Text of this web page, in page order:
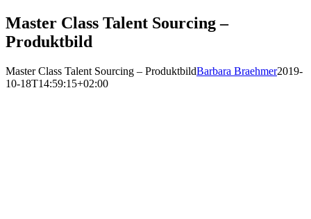
Master Class Talent Sourcing –
Produktbild
Master Class Talent Sourcing – ProduktbildBarbara Braehmer2019-
10-18T14:59:15+02:00